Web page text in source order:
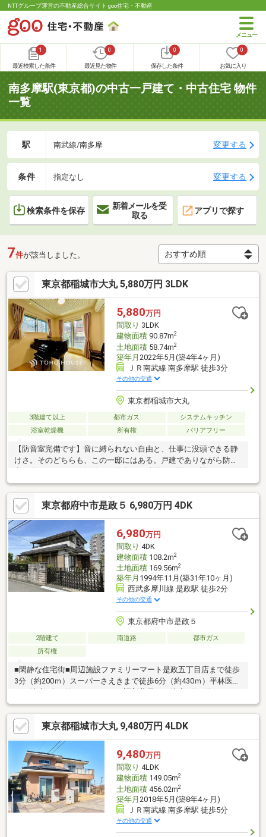
NTTグループ運営の不動産総合サイト goo住宅・不動産
1
最近検索した条件
0
最近見た物件
0
保存した条件
0
お気に入り
南多摩駅(東京都)の中古一戸建て・中古住宅 物件
一覧
駅 南武線/南多摩 変更する
条件 指定なし 変更する
検索条件を保存
新着メールを受
取る
アプリで探す
7件が該当しました。
東京都稲城市大丸 5,880万円 3LDK
5,880万円
間取り 3LDK
建物面積90.87m2
土地面積58.74m2
築年月 2022年5月(築4年4ヶ月)
ＪＲ南武線 南多摩駅 徒歩3分
その他の交通
東京都稲城市大丸
3階建て以上 都市ガス
システムキッチン
浴室乾燥機
所有権 バリアフリー
【防音室完備です】音に縛られない自由と、仕事に没頭できる静
けさ。そのどちらも、この一邸にはある。戸建でありながら防音
い。さらに外から直接出入りできる独立ワークスペースが、暮ら
しと仕事を美しく分ける。教える、迎える、創る。日常が少しだ
け特別になる、そんな住まいです。■ご案内・物件パンフレット
のご請求はお気軽にどうぞ※お電話の場合：TEL:0120-00-5747(通
話無料) ※メールの場合：【資料請求】又は【見学予約】ボタン
をクリックでお問い合わせください。■～東宝ハウス【フリーダ
イヤル:0120-00-5747】～
東京都府中市是政５ 6,980万円 4DK
6,980万円
間取り 4DK
建物面積108.2m2
土地面積169.56m2
築年月 1994年11月(築31年10ヶ月)
西武多摩川線 是政駅 徒歩2分
その他の交通
東京都府中市是政５
2階建て 南道路
都市ガス
所有権
■閑静な住宅街■周辺施設ファミリーマート是政五丁目店まで徒歩
3分（約200ｍ）スーパーさえきまで徒歩6分（約430ｍ）平林医院
デンタルクリニック沼澤まで徒歩3分（約220ｍ）
東京都稲城市大丸 9,480万円 4LDK
9,480万円
間取り 4LDK
建物面積149.05m2
土地面積456.02m2
築年月 2018年5月(築8年4ヶ月)
ＪＲ南武線 南多摩駅 徒歩5分
その他の交通